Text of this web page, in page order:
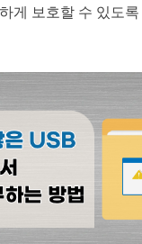
게 보호할 수 있도